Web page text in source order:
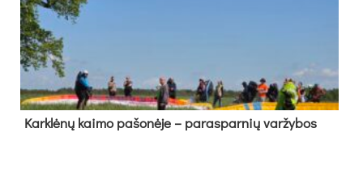
Kark­lė­nų kai­mo pa­šo­nė­je – pa­ras­par­nių var­žy­bos